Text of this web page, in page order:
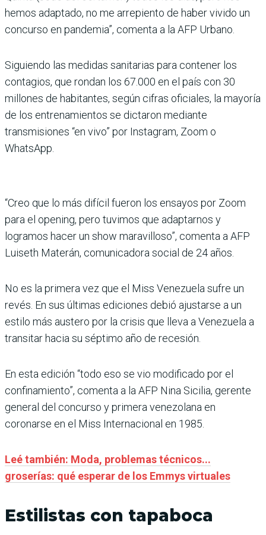
hemos adaptado, no me arrepiento de haber vivido un
concurso en pandemia”, comenta a la AFP Urbano.
Siguiendo las medidas sanitarias para contener los
contagios, que rondan los 67.000 en el país con 30
millones de habitantes, según cifras oficiales, la mayoría
de los entrenamientos se dictaron mediante
transmisiones “en vivo” por Instagram, Zoom o
WhatsApp.
“Creo que lo más difícil fueron los ensayos por Zoom
para el opening, pero tuvimos que adaptarnos y
logramos hacer un show maravilloso”, comenta a AFP
Luiseth Materán, comunicadora social de 24 años.
No es la primera vez que el Miss Venezuela sufre un
revés. En sus últimas ediciones debió ajustarse a un
estilo más austero por la crisis que lleva a Venezuela a
transitar hacia su séptimo año de recesión.
En esta edición “todo eso se vio modificado por el
confinamiento”, comenta a la AFP Nina Sicilia, gerente
general del concurso y primera venezolana en
coronarse en el Miss Internacional en 1985.
Leé también: Moda, problemas técnicos...
groserías: qué esperar de los Emmys virtuales
Estilistas con tapaboca